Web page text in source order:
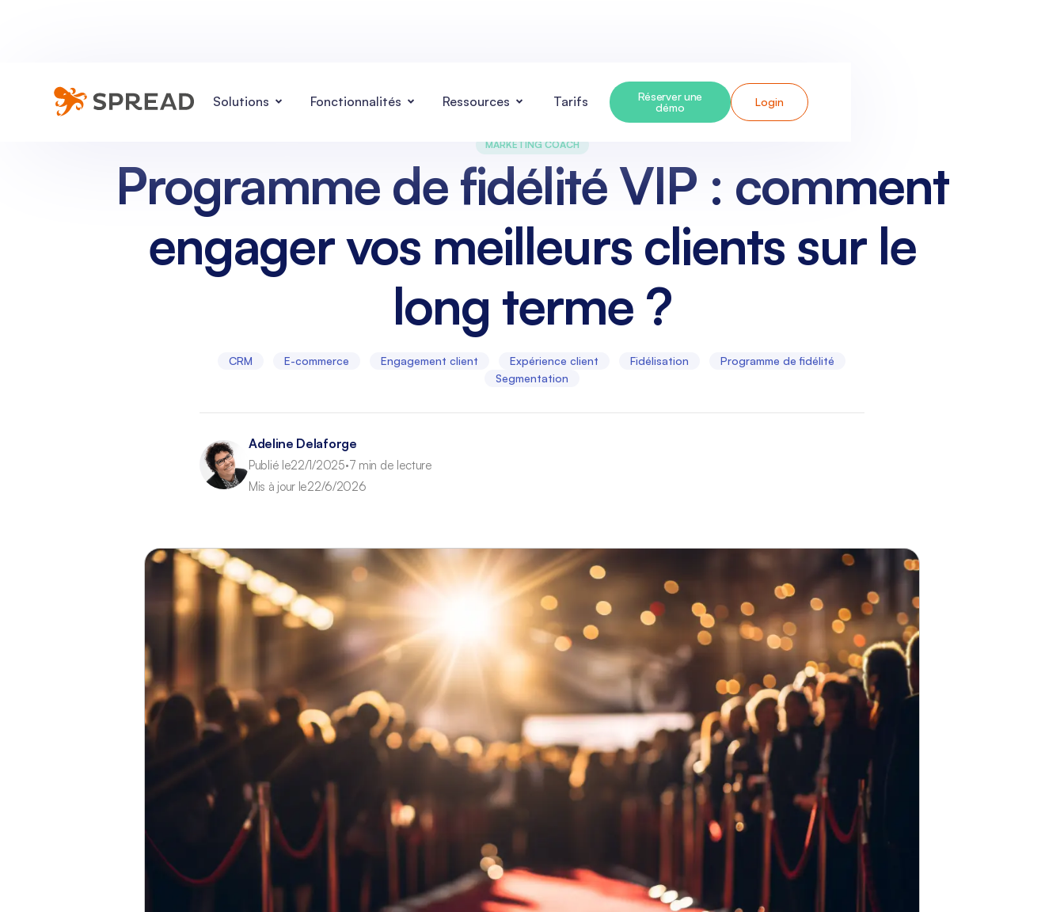
Solutions Fonctionnalités Ressources Tarifs
Réserver une
démo
Login
MARKETING COACH
Programme de fidélité VIP : comment
engager vos meilleurs clients sur le
long terme ?
CRM E-commerce Engagement client Expérience client Fidélisation
Programme de fidélité
Segmentation
Adeline Delaforge
Publié le22/1/2025•7 min de lecture
Mis à jour le22/6/2026